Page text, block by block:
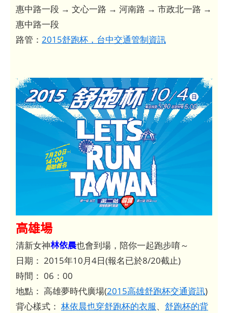
惠中路一段 → 文心一路 → 河南路 → 市政北一路 →
惠中路一段
路管： 2015舒跑杯，台中交通管制資訊
高雄場
清新女神林依晨也會到場，陪你一起跑步唷～
日期： 2015年10月4日(報名已於8/20截止)
時間： 06：00
地點： 高雄夢時代廣場(2015高雄舒跑杯交通資訊)
背心樣式： 林依晨也穿舒跑杯的衣服、 舒跑杯的背